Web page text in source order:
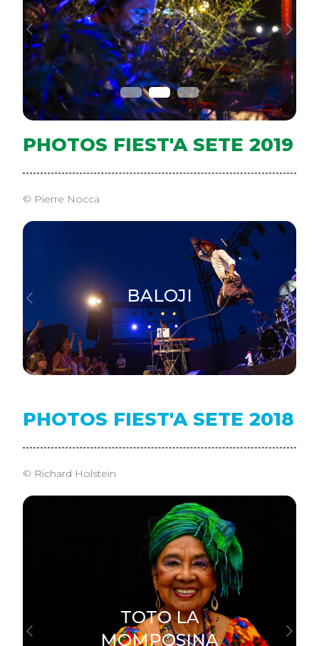
Previous Next
PHOTOS FIEST'A SETE 2019
© Pierre Nocca
BALOJI
Previous Next
PHOTOS FIEST'A SETE 2018
© Richard Holstein
TOTO LA
MOMPOSINA
Previous Next